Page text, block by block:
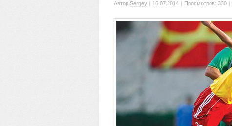
Автор Sergey | 16.07.2014 | Просмотров: 330 |